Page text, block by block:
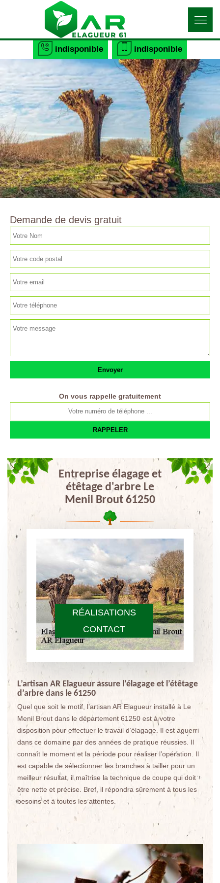
indisponible indisponible
RÉALISATIONS
CONTACT
Demande de devis gratuit
On vous rappelle gratuitement
Entreprise élagage et
étêtage d'arbre Le
Menil Brout 61250
L’artisan AR Elagueur assure l’élagage et l’étêtage
d’arbre dans le 61250
Quel que soit le motif, l’artisan AR Elagueur installé à Le
Menil Brout dans le département 61250 est à votre
disposition pour effectuer le travail d’élagage. Il est aguerri
dans ce domaine par des années de pratique réussies. Il
connaît le moment et la période pour réaliser l’opération. Il
est capable de sélectionner les branches à tailler pour un
meilleur résultat, il maîtrise la technique de coupe qui doit
être nette et précise. Bref, il répondra sûrement à tous les
besoins et à toutes les attentes.